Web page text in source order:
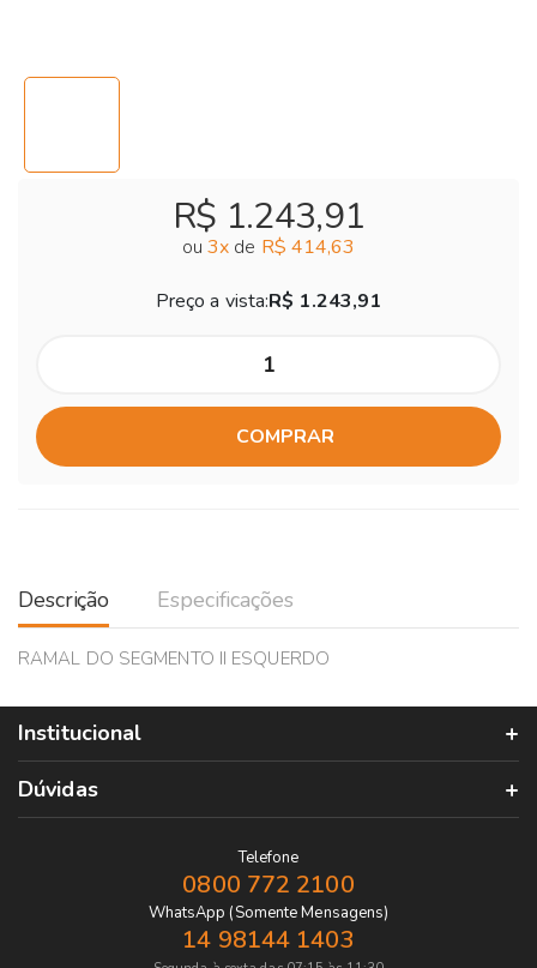
R$ 1.243,91
ou 3x de R$ 414,63
Preço a vista:R$ 1.243,91
COMPRAR
Descrição Especificações
RAMAL DO SEGMENTO II ESQUERDO
Institucional
Dúvidas
Telefone
0800 772 2100
WhatsApp (Somente Mensagens)
14 98144 1403